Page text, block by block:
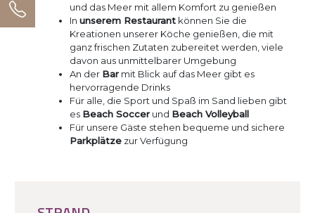
und das Meer mit allem Komfort zu genießen
In unserem Restaurantkönnen Sie die
Kreationen unserer Köche genießen, die mit
ganz frischen Zutaten zubereitet werden, viele
davon aus unmittelbarer Umgebung
An der Barmit Blick auf das Meer gibt es
hervorragende Drinks
Für alle, die Sport und Spaß im Sand lieben gibt
es Beach Soccerund Beach Volleyball
Für unsere Gäste stehen bequeme und sichere
Parkplätzezur Verfügung